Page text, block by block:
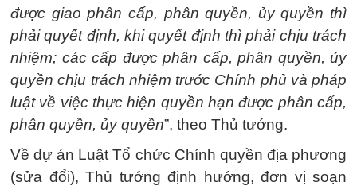
được giao phân cấp, phân quyền, ủy quyền thì
phải quyết định, khi quyết định thì phải chịu trách
nhiệm; các cấp được phân cấp, phân quyền, ủy
quyền chịu trách nhiệm trước Chính phủ và pháp
luật về việc thực hiện quyền hạn được phân cấp,
phân quyền, ủy quyền”, theo Thủ tướng.
Về dự án Luật Tổ chức Chính quyền địa phương
(sửa đổi), Thủ tướng định hướng, đơn vị soạn